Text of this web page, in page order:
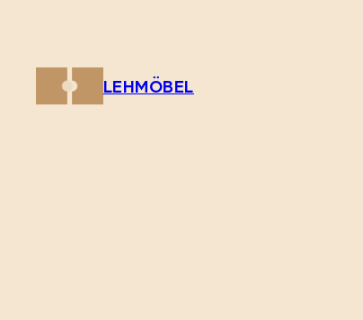
springen
LEHMÖBEL